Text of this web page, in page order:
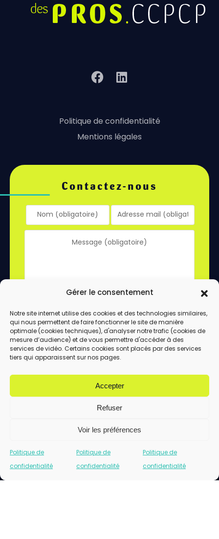
Gérer le consentement
Notre site internet utilise des cookies et des technologies similaires,
qui nous permettent de faire fonctionner le site de manière
optimale (cookies techniques), d'analyser notre trafic (cookies de
mesure d’audience) et de vous permettre d'accéder à des
services de vidéo. Certains cookies sont placés par des services
tiers qui apparaissent sur nos pages.
Accepter
Refuser
Voir les préférences
Politique de
confidentialité
Politique de
confidentialité
Politique de
confidentialité
Politique de confidentialité
Mentions légales
Contactez-nous
En utilisant ce formulaire, vous acceptez le
stockage et le traitement de vos données
par ce site.